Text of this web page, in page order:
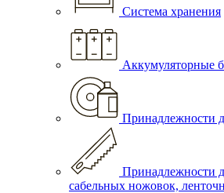
Система хранения
Аккумуляторные
Принадлежности
Принадлежности
сабельных ножовок,